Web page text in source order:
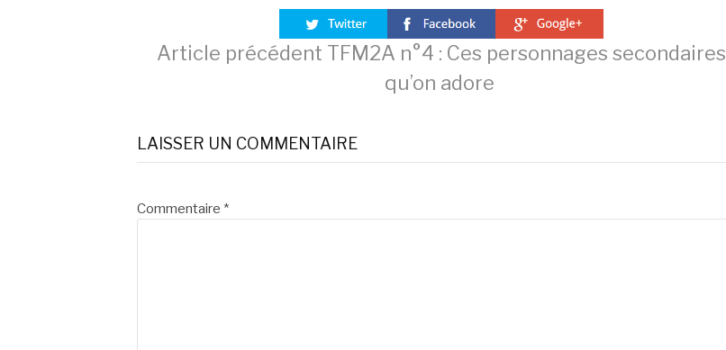
Lire
la
suite
Article précédent TFM2A n°4 : Ces personnages secondaires
qu’on adore
LAISSER UN COMMENTAIRE
Commentaire *